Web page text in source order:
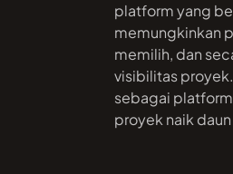
platform yang
memungkinkan
memilih, dan
visibilitas
sebagai
proyek naik